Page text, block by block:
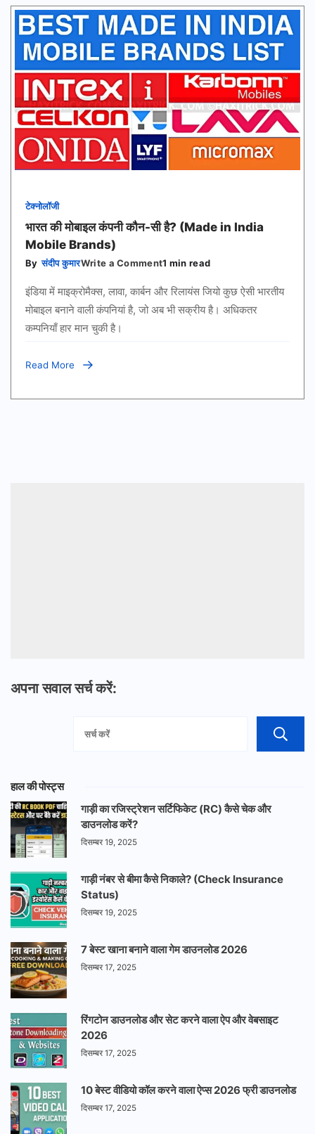
टेक्नोलॉजी
भारत की मोबाइल कंपनी कौन-सी है? (Made in India
Mobile Brands)
By संदीप कुमारWrite a Commenton
की
मोबाइल
कंपनी
Brands)
1 min read
इंडिया में माइक्रोमैक्स, लावा, कार्बन और रिलायंस जियो कुछ ऐसी भारतीय
मोबाइल बनाने वाली कंपनियां है, जो अब भी सक्रीय है। अधिकतर
कम्पनियाँ हार मान चुकी है।
Read More
अपना सवाल सर्च करें:
हाल की पोस्ट्स
गाड़ी का रजिस्ट्रेशन सर्टिफिकेट (RC) कैसे चेक और
डाउनलोड करें?
दिसम्बर 19, 2025
गाड़ी नंबर से बीमा कैसे निकाले? (Check Insurance
Status)
दिसम्बर 19, 2025
7 बेस्ट खाना बनाने वाला गेम डाउनलोड 2026
दिसम्बर 17, 2025
रिंगटोन डाउनलोड और सेट करने वाला ऐप और वेबसाइट
2026
दिसम्बर 17, 2025
10 बेस्ट वीडियो कॉल करने वाला ऐप्स 2026 फ्री डाउनलोड
दिसम्बर 17, 2025